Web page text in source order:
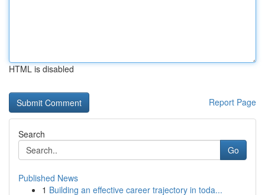
HTML is disabled
Report Page
Search
Go
Published News
1 Building an effective career trajectory in toda...